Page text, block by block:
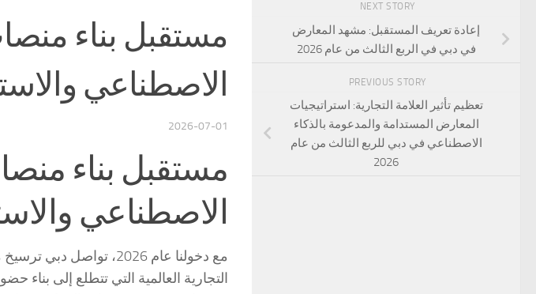
مستقبل بناء
الاصطناعي
2026-07-01
مستقبل بناء
الاصطناعي
مع دخولنا عام 2026،
NEXT STORY
إعادة تعريف المستقبل: مشهد المعارض
في دبي في الربع الثالث من عام 2026
PREVIOUS STORY
تعظيم تأثير العلامة التجارية: استراتيجيات
المعارض المستدامة والمدعومة بالذكاء
الاصطناعي في دبي للربع الثالث من عام
2026